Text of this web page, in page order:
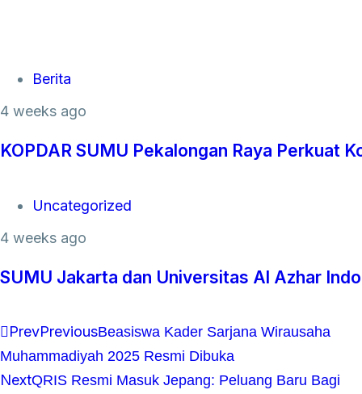
Tags Berita
4 weeks ago
KOPDAR SUMU Pekalongan Raya Perkuat
Tags Uncategorized
4 weeks ago
SUMU Jakarta dan Universitas Al Azhar
PrevPreviousBeasiswa Kader Sarjana Wirausaha
Muhammadiyah 2025 Resmi Dibuka
NextQRIS Resmi Masuk Jepang: Peluang Baru Bagi